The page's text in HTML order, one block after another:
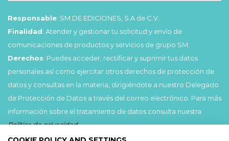
Responsable: SM DE EDICIONES, S.A de C.V.
Finalidad: Atender y gestionar tu solicitud y envío de
comunicaciones de productos y servicios de grupo SM.
Derechos: Puedes acceder, rectificar y suprimir tus datos
personales así como ejercitar otros derechos de protección de
datos y consultas en la materia, dirigiéndote a nuestro Delegado
de Protección de Datos a través del correo electrónico. Para más
información sobre el tratamiento de datos consulta nuestra
Política de privacidad.